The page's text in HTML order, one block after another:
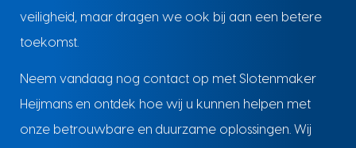
veiligheid, maar dragen we ook bij aan een betere
toekomst.
Neem vandaag nog contact op met Slotenmaker
Heijmans en ontdek hoe wij u kunnen helpen met
onze betrouwbare en duurzame oplossingen. Wij